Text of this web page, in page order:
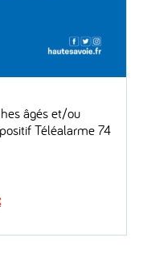
âgés et/ou
Téléalarme 74